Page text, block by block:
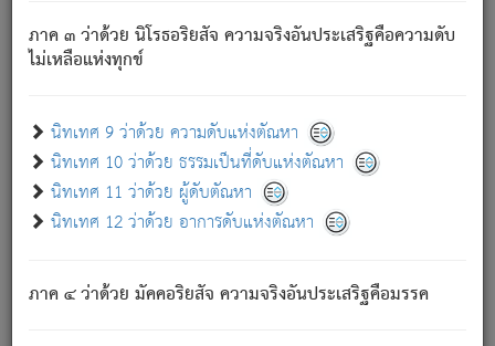
ภาค ๓ ว่าด้วย นิโรธอริยสัจ ความจริงอันประเสริฐคือความดับ
ไม่เหลือแห่งทุกข์
นิทเทศ 9 ว่าด้วย ความดับแห่งตัณหา
นิทเทศ 10 ว่าด้วย ธรรมเป็นที่ดับแห่งตัณหา
นิทเทศ 11 ว่าด้วย ผู้ดับตัณหา
นิทเทศ 12 ว่าด้วย อาการดับแห่งตัณหา
ภาค ๔ ว่าด้วย มัคคอริยสัจ ความจริงอันประเสริฐคือมรรค
ภิกษุนั้น เป็นผู้ครอบงำมารได้แล้ว ชนะสงครามแล้ว ก้าวล่วง
ภพทั้งหลายทั้งปวงได้แล้ว เป็นผู้คงที่ (คือไม่เปลี่ยนแปลงอีกต่อ
- อุ.ขุ. ๒๕/๑๒๑/๘๔.
(ข้อความนี้ เป็นพระพุทธอุทานที่ทรงเปล่งออก ที่โคนต้นโพธิ์
เป็นที่ตรัสรู้ เมื่อตรัสรู้แล้วได้ 7 วัน)